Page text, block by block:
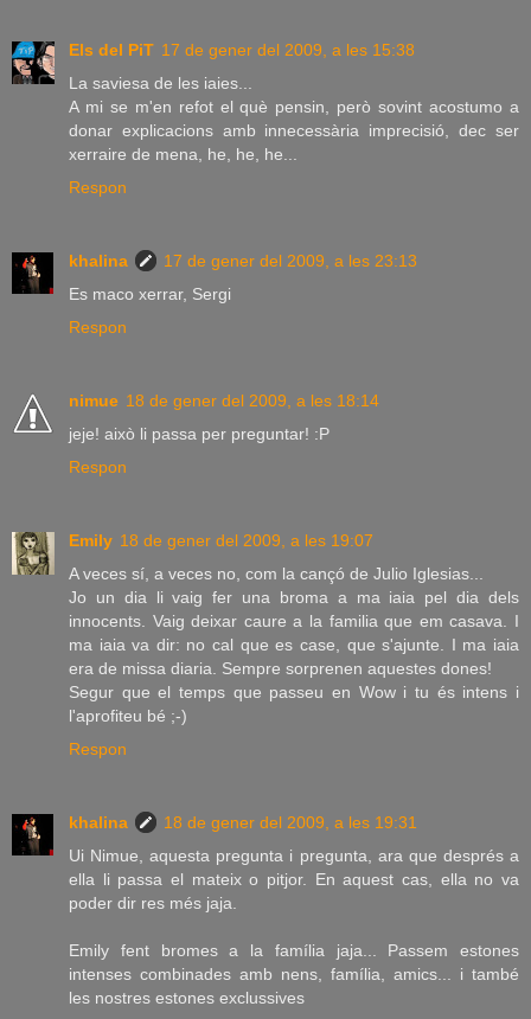
Els del PiT 17 de gener del 2009, a les 15:38
La saviesa de les iaies...
A mi se m'en refot el què pensin, però sovint acostumo a
donar explicacions amb innecessària imprecisió, dec ser
xerraire de mena, he, he, he...
Respon
khalina
17 de gener del 2009, a les 23:13
Es maco xerrar, Sergi
Respon
nimue 18 de gener del 2009, a les 18:14
jeje! això li passa per preguntar! :P
Respon
Emily 18 de gener del 2009, a les 19:07
A veces sí, a veces no, com la cançó de Julio Iglesias...
Jo un dia li vaig fer una broma a ma iaia pel dia dels
innocents. Vaig deixar caure a la familia que em casava. I
ma iaia va dir: no cal que es case, que s'ajunte. I ma iaia
era de missa diaria. Sempre sorprenen aquestes dones!
Segur que el temps que passeu en Wow i tu és intens i
l'aprofiteu bé ;-)
Respon
khalina
18 de gener del 2009, a les 19:31
Ui Nimue, aquesta pregunta i pregunta, ara que després a
ella li passa el mateix o pitjor. En aquest cas, ella no va
poder dir res més jaja.
Emily fent bromes a la família jaja... Passem estones
intenses combinades amb nens, família, amics... i també
les nostres estones exclussives